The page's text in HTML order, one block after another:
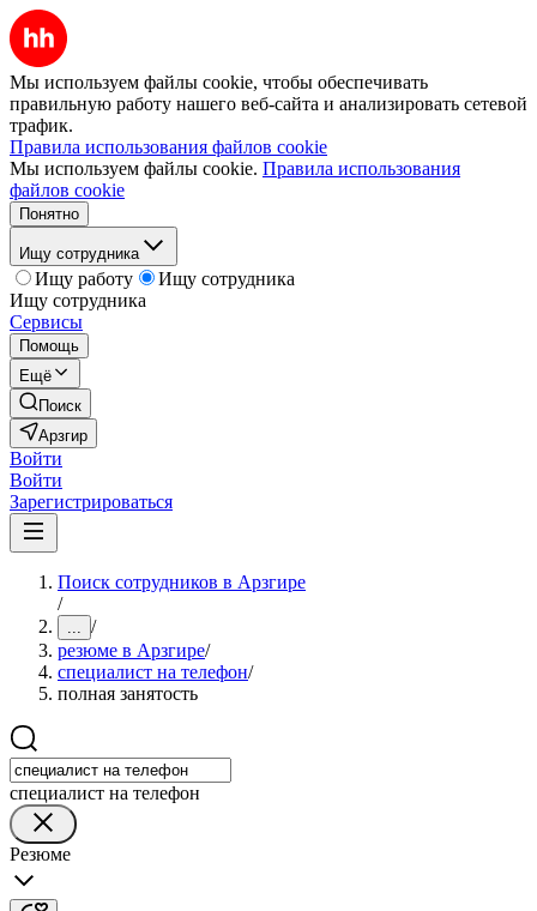
Мы используем файлы cookie, чтобы обеспечивать
правильную работу нашего веб-сайта и анализировать сетевой
трафик.
Правила использования файлов cookie
Мы используем файлы cookie. Правила использования
файлов cookie
Понятно
Ищу сотрудника
Ищу работу
Ищу сотрудника
Ищу сотрудника
Сервисы
Помощь
Ещё
Поиск
Арзгир
Войти
Войти
Зарегистрироваться
Поиск сотрудников в Арзгире
/
... /
резюме в Арзгире/
специалист на телефон/
полная занятость
специалист на телефон
Резюме